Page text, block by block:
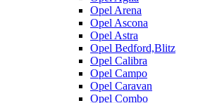
Opel Arena
Opel Ascona
Opel Astra
Opel Bedford,Blitz
Opel Calibra
Opel Campo
Opel Caravan
Opel Combo